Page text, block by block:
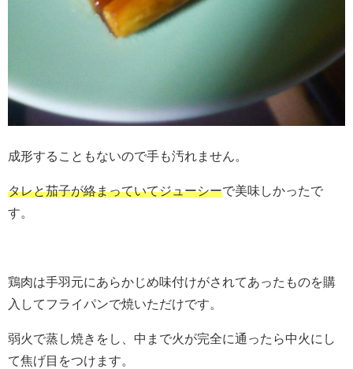
成形することもないので手も汚れません。
タレと茄子が絡まっていてジューシーで美味しかったで
す。
鶏肉は手羽元にあらかじめ味付けがされてあったものを購
入してフライパンで焼いただけです。
弱火で蒸し焼きをし、中まで火が完全に通ったら中火にし
て焦げ目をつけます。